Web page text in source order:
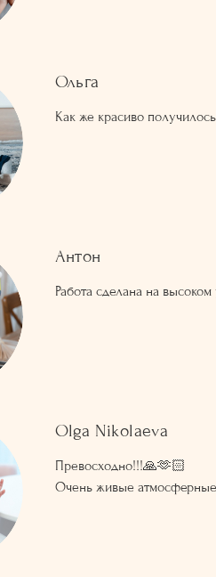
Ольга
Как же красиво
Антон
Работа сделана на
Olga Nikolaeva
Превосходно!!!🙏🫶🏻
Очень живые